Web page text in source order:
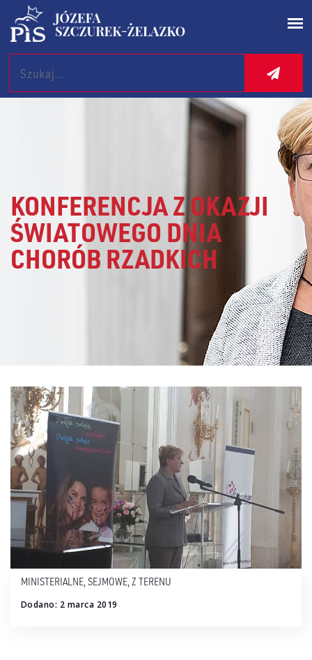
Search
KONFERENCJA Z OKAZJI
ŚWIATOWEGO DNIA
CHORÓB RZADKICH
MINISTERIALNE, SEJMOWE,Z TERENU
Dodano: 2 marca 2019